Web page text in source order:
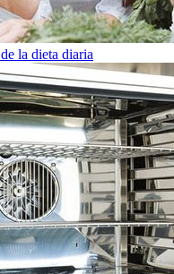
la dieta diaria